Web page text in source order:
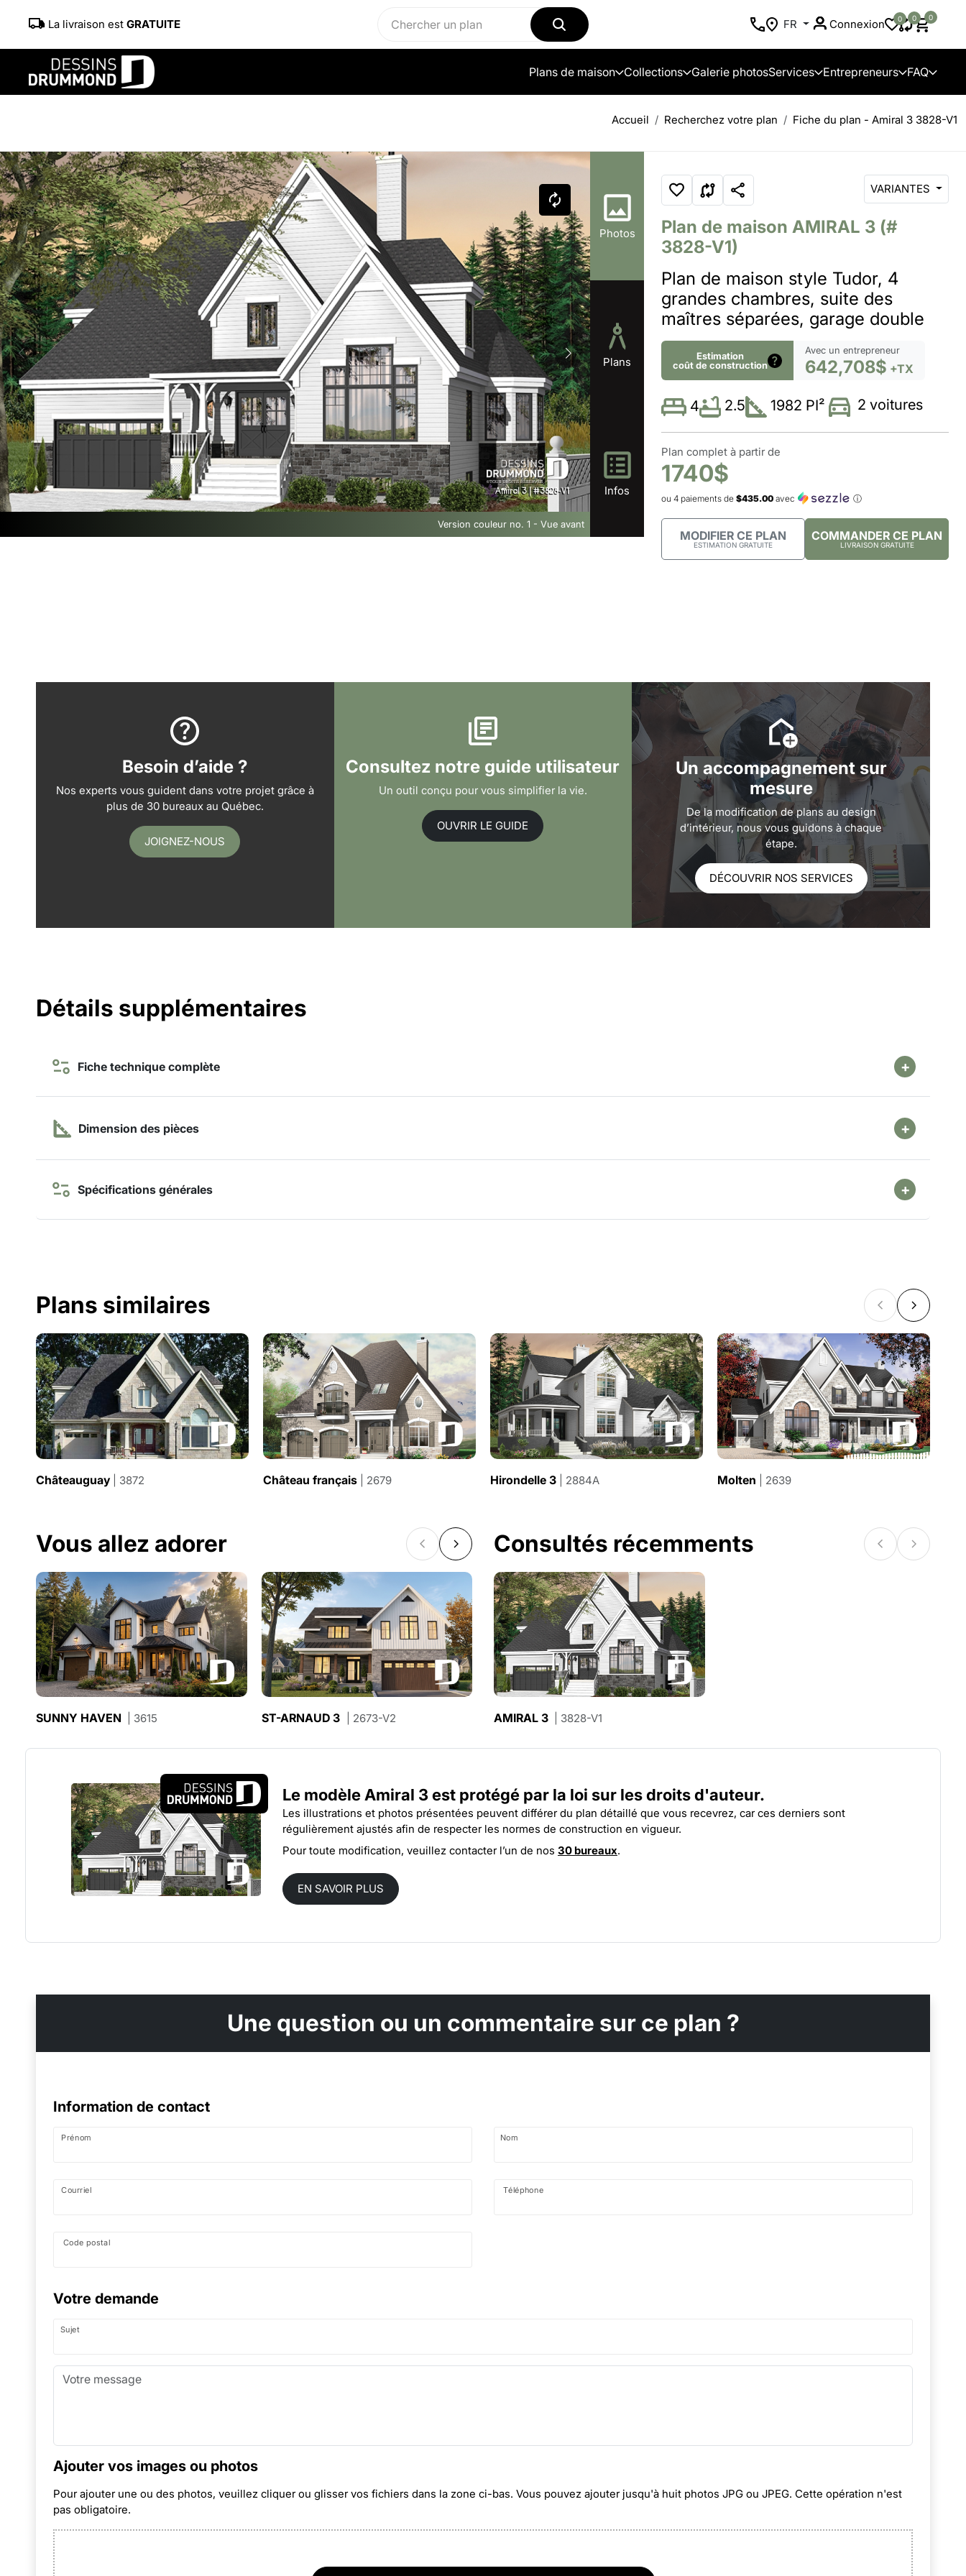
La livraison est GRATUITE FR Connexion 0 0 0
Plans de maison Collections Galerie photosServices Entrepreneurs FAQ
Accueil Recherchez votre plan Fiche du plan - Amiral 3 3828-V1
Version couleur no. 1 - Vue avant
Photos
Plans
Infos
VARIANTES
Plan de maison AMIRAL 3 (#
3828-V1)
Plan de maison style Tudor, 4
grandes chambres, suite des
maîtres séparées, garage double
Estimation
coût de construction
Avec un entrepreneur
642,708$ +TX
4 2.5 1982 PI² 2 voitures
Plan complet à partir de
1740$
ou 4 paiements de $435.00 avec ⓘ
MODIFIER CE PLAN
ESTIMATION GRATUITE
COMMANDER CE PLAN
LIVRAISON GRATUITE
Besoin d’aide ?
Nos experts vous guident dans votre projet grâce à
plus de 30 bureaux au Québec.
JOIGNEZ-NOUS
Consultez notre guide utilisateur
Un outil conçu pour vous simplifier la vie.
OUVRIR LE GUIDE
Un accompagnement sur
mesure
De la modification de plans au design
d’intérieur, nous vous guidons à chaque
étape.
DÉCOUVRIR NOS SERVICES
Détails supplémentaires
Fiche technique complète
Dimension des pièces
Spécifications générales
Plans similaires
Châteauguay | 3872 Château français | 2679 Hirondelle 3 | 2884A Molten | 2639
Vous allez adorer
SUNNY HAVEN | 3615 ST-ARNAUD 3 | 2673-V2 NIKOLAS 3 | 3855-V2
Consultés récemments
AMIRAL 3 | 3828-V1
Le modèle Amiral 3 est protégé par la loi sur les droits d'auteur.
Les illustrations et photos présentées peuvent différer du plan détaillé que vous recevrez, car ces derniers sont
régulièrement ajustés afin de respecter les normes de construction en vigueur.
Pour toute modification, veuillez contacter l’un de nos 30 bureaux.
EN SAVOIR PLUS
Une question ou un commentaire sur ce plan ?
Information de contact
Prénom Nom
Courriel Téléphone
Code postal
Votre demande
Sujet
Ajouter vos images ou photos
Pour ajouter une ou des photos, veuillez cliquer ou glisser vos fichiers dans la zone ci-bas. Vous pouvez ajouter jusqu'à huit photos JPG ou JPEG. Cette opération n'est
pas obligatoire.